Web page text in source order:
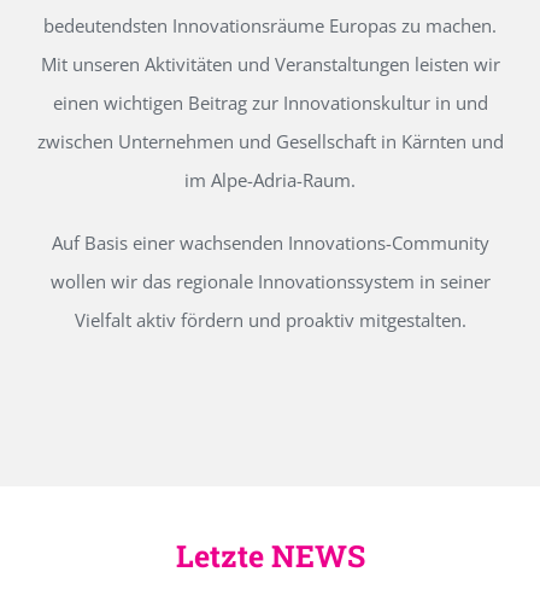
bedeutendsten Innovationsräume Europas zu machen.
Mit unseren Aktivitäten und Veranstaltungen leisten wir
einen wichtigen Beitrag zur Innovationskultur in und
zwischen Unternehmen und Gesellschaft in Kärnten und
im Alpe-Adria-Raum.
Auf Basis einer wachsenden Innovations-Community
wollen wir das regionale Innovationssystem in seiner
Vielfalt aktiv fördern und proaktiv mitgestalten.
Letzte NEWS